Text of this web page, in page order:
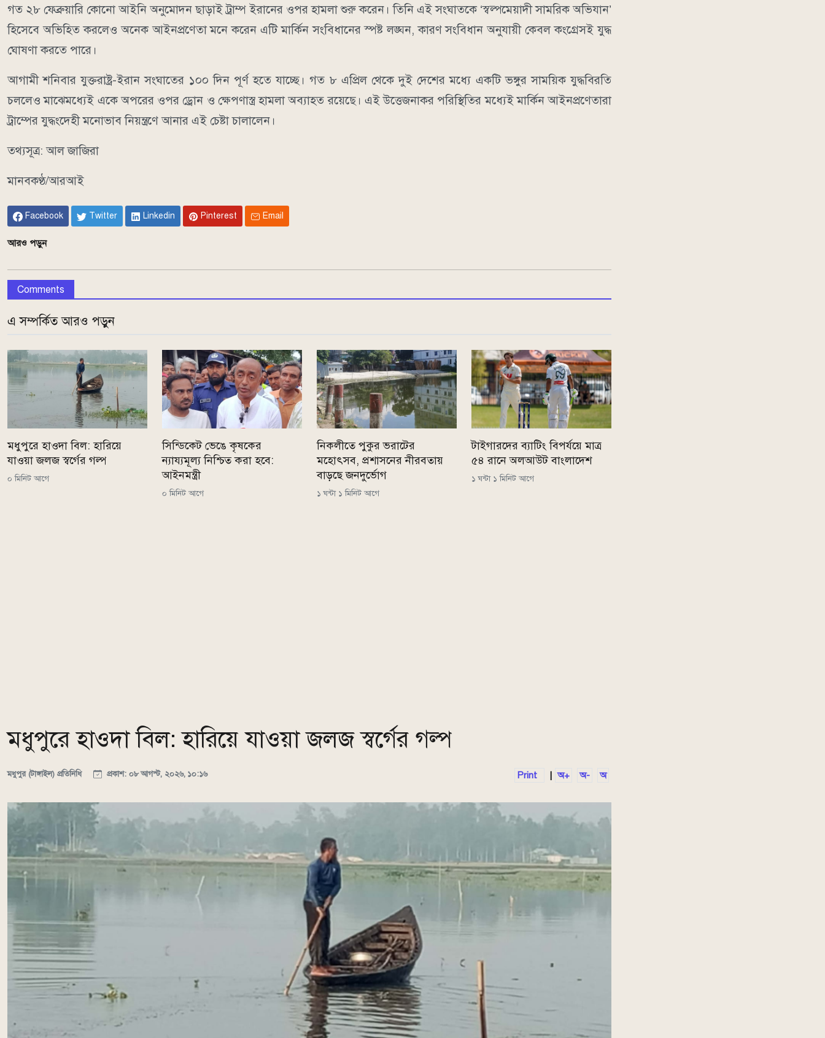
গত ২৮ ফেব্রুয়ারি কোনো আইনি অনুমোদন ছাড়াই ট্রাম্প ইরানের ওপর হামলা শুরু করেন। তিনি এই সংঘাতকে ‘স্বল্পমেয়াদী সামরিক অভিযান’
হিসেবে অভিহিত করলেও অনেক আইনপ্রণেতা মনে করেন এটি মার্কিন সংবিধানের স্পষ্ট লঙ্ঘন, কারণ সংবিধান অনুযায়ী কেবল কংগ্রেসই যুদ্ধ
ঘোষণা করতে পারে।
আগামী শনিবার যুক্তরাষ্ট্র-ইরান সংঘাতের ১০০ দিন পূর্ণ হতে যাচ্ছে। গত ৮ এপ্রিল থেকে দুই দেশের মধ্যে একটি ভঙ্গুর সাময়িক যুদ্ধবিরতি
চললেও মাঝেমধ্যেই একে অপরের ওপর ড্রোন ও ক্ষেপণাস্ত্র হামলা অব্যাহত রয়েছে। এই উত্তেজনাকর পরিস্থিতির মধ্যেই মার্কিন আইনপ্রণেতারা
ট্রাম্পের যুদ্ধংদেহী মনোভাব নিয়ন্ত্রণে আনার এই চেষ্টা চালালেন।
তথ্যসূত্র: আল জাজিরা
মানবকণ্ঠ/আরআই
Facebook Twitter Linkedin Pinterest Email
আরও পড়ুন
Comments
এ সম্পর্কিত আরও পড়ুন
মধুপুরে হাওদা বিল: হারিয়ে
যাওয়া জলজ স্বর্গের গল্প
০ মিনিট আগে
সিন্ডিকেট ভেঙে কৃষকের
ন্যায্যমূল্য নিশ্চিত করা হবে:
আইনমন্ত্রী
০ মিনিট আগে
নিকলীতে পুকুর ভরাটের
মহোৎসব, প্রশাসনের নীরবতায়
বাড়ছে জনদুর্ভোগ
১ ঘন্টা ১ মিনিট আগে
টাইগারদের ব্যাটিং বিপর্যয়ে মাত্র
৫৪ রানে অলআউট বাংলাদেশ
১ ঘন্টা ১ মিনিট আগে
মধুপুরে হাওদা বিল: হারিয়ে যাওয়া জলজ স্বর্গের গল্প
মধুপুর (টাঙ্গাইল) প্রতিনিধি প্রকাশ: ০৮ আগস্ট, ২০২৬, ১০:১৬ Print | অ+ অ- অ